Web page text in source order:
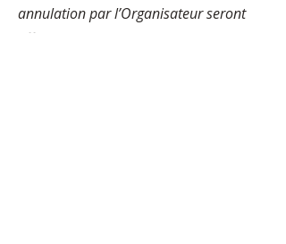
annulation par l’Organisateur seront
effectués dans un délai maximum de 7